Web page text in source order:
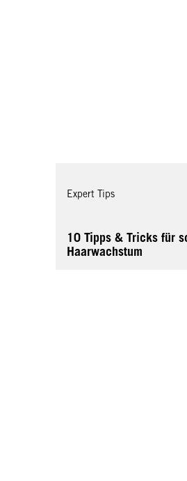
Expert Tips
10 Tipps & Tricks für
Haarwachstum